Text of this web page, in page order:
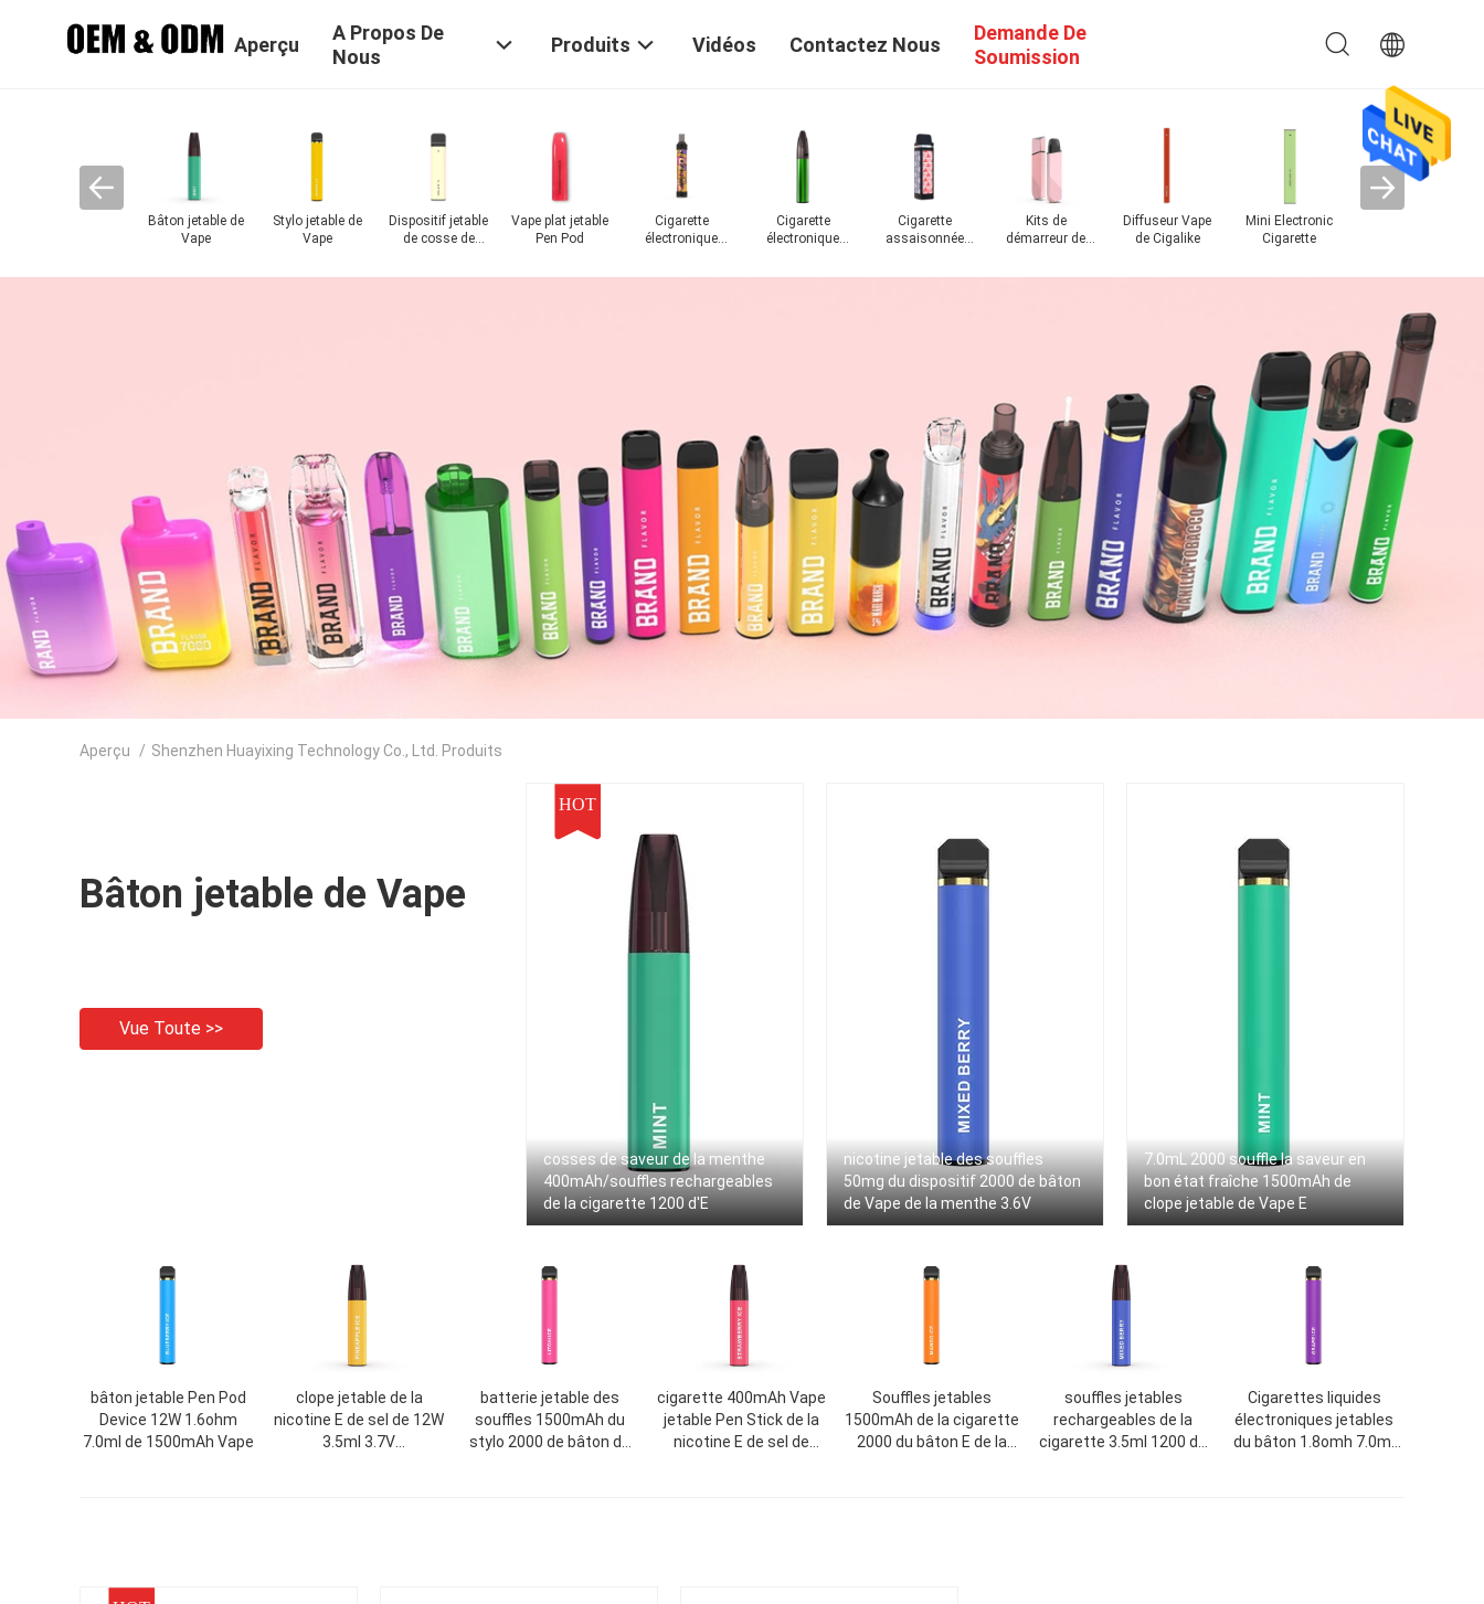
Aperçu
A Propos De
Nous
Produits Vidéos Contactez Nous
Demande De
Soumission
Bâton jetable de
Vape
Stylo jetable de
Vape
Dispositif jetable
de cosse de
Vape plat jetable
Pen Pod
Cigarette
électronique
Cigarette
électronique
Cigarette
assaisonnée
Kits de
démarreur de
cosse
Diffuseur Vape
de Cigalike
Mini Electronic
Cigarette
Aperçu / Shenzhen Huayixing Technology Co., Ltd. Produits
Bâton jetable de Vape
Vue Toute >>
HOT
cosses de saveur de la menthe
400mAh/souffles rechargeables
de la cigarette 1200 d'E
nicotine jetable des souffles
50mg du dispositif 2000 de bâton
de Vape de la menthe 3.6V
7.0mL 2000 souffle la saveur en
bon état fraîche 1500mAh de
clope jetable de Vape E
bâton jetable Pen Pod
Device 12W 1.6ohm
7.0ml de 1500mAh Vape
clope jetable de la
nicotine E de sel de 12W
3.5ml 3.7V
batterie jetable des
souffles 1500mAh du
stylo 2000 de bâton de
cigarette 400mAh Vape
jetable Pen Stick de la
nicotine E de sel de
Souffles jetables
1500mAh de la cigarette
2000 du bâton E de la
souffles jetables
rechargeables de la
cigarette 3.5ml 1200 de
Cigarettes liquides
électroniques jetables
du bâton 1.8omh 7.0ml